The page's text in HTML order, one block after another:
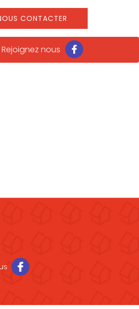
CONTACTER
Rejoignez nous